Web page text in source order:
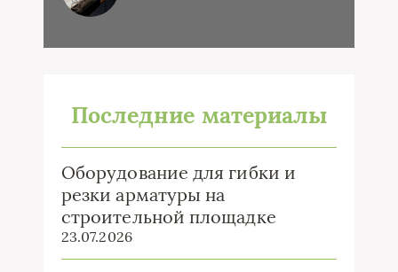
Последние материалы
Оборудование для гибки и
резки арматуры на
строительной площадке
23.07.2026